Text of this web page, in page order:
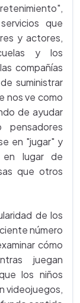
que
y actores,
y los
compañías
suministrar
nos ve como
de ayudar
en "jugar" y
en lugar de
que otros
de los
número
cómo
juegan
los niños
videojuegos,